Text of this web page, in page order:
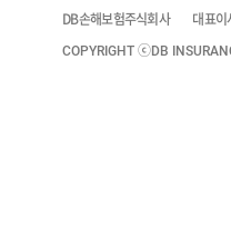
DB손해보험주식회사 대표이
COPYRIGHT ⓒDB